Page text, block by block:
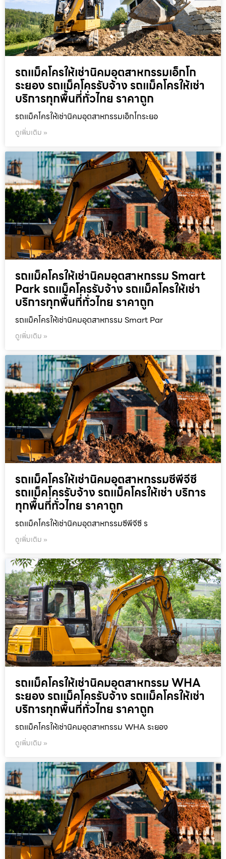
รถแม็คโครให้เช่านิคมอุตสาหกรรมเอ็กโก
ระยอง รถแม็คโครรับจ้าง รถแม็คโครให้เช่า
บริการทุกพื้นที่ทั่วไทย ราคาถูก
รถแม็คโครให้เช่านิคมอุตสาหกรรมเอ็กโกระยอ
ดูเพิ่มเติม »
รถแม็คโครให้เช่านิคมอุตสาหกรรม Smart
Park รถแม็คโครรับจ้าง รถแม็คโครให้เช่า
บริการทุกพื้นที่ทั่วไทย ราคาถูก
รถแม็คโครให้เช่านิคมอุตสาหกรรม Smart Par
ดูเพิ่มเติม »
รถแม็คโครให้เช่านิคมอุตสาหกรรมซีพีจีซี
รถแม็คโครรับจ้าง รถแม็คโครให้เช่า บริการ
ทุกพื้นที่ทั่วไทย ราคาถูก
รถแม็คโครให้เช่านิคมอุตสาหกรรมซีพีจีซี ร
ดูเพิ่มเติม »
รถแม็คโครให้เช่านิคมอุตสาหกรรม WHA
ระยอง รถแม็คโครรับจ้าง รถแม็คโครให้เช่า
บริการทุกพื้นที่ทั่วไทย ราคาถูก
รถแม็คโครให้เช่านิคมอุตสาหกรรม WHA ระยอง
ดูเพิ่มเติม »